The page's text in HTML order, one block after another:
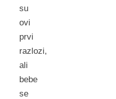
su
ovi
prvi
razlozi,
ali
bebe
se